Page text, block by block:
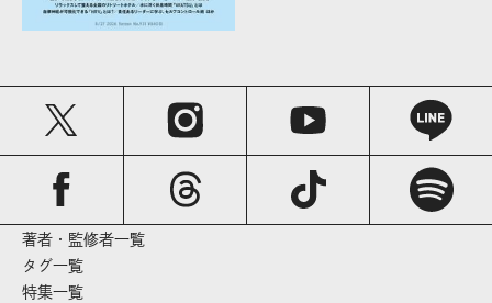
著者・監修者一覧
タグ一覧
特集一覧